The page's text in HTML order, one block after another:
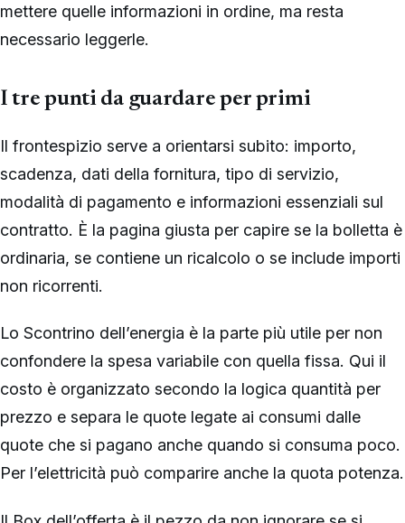
mettere quelle informazioni in ordine, ma resta
necessario leggerle.
I tre punti da guardare per primi
Il frontespizio serve a orientarsi subito: importo,
scadenza, dati della fornitura, tipo di servizio,
modalità di pagamento e informazioni essenziali sul
contratto. È la pagina giusta per capire se la bolletta è
ordinaria, se contiene un ricalcolo o se include importi
non ricorrenti.
Lo Scontrino dell’energia è la parte più utile per non
confondere la spesa variabile con quella fissa. Qui il
costo è organizzato secondo la logica quantità per
prezzo e separa le quote legate ai consumi dalle
quote che si pagano anche quando si consuma poco.
Per l’elettricità può comparire anche la quota potenza.